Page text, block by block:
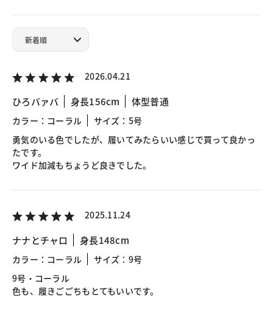
2026.04.21
ひろバァバ 身長156cm 体型普通
カラー：コーラル
サイズ：5号
勇気のいる色でしたが、履いてみたらいい感じで買って良かっ
たです。
ワイド加減もちょうど良きでした。
2025.11.24
ナナとチャロ 身長148cm
カラー：コーラル
サイズ：9号
9号・コーラル
色も、履きごごちもとてもいいです。